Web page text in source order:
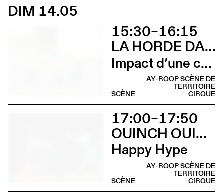
DIM 14.05
15:30–16:15
LA HORDE DANS LES PAVÉS
Impact d’une course [Cleunay]
AY-ROOP SCÈNE DE
TERRITOIRE
CIRQUE
SCÈNE
17:00–17:50
OUINCH OUINCH
Happy Hype
AY-ROOP SCÈNE DE
TERRITOIRE
CIRQUE
SCÈNE